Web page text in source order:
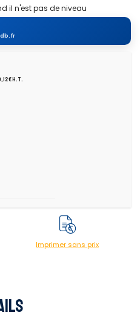
il n'est pas de niveau
€ H.T.
Imprimer sans prix